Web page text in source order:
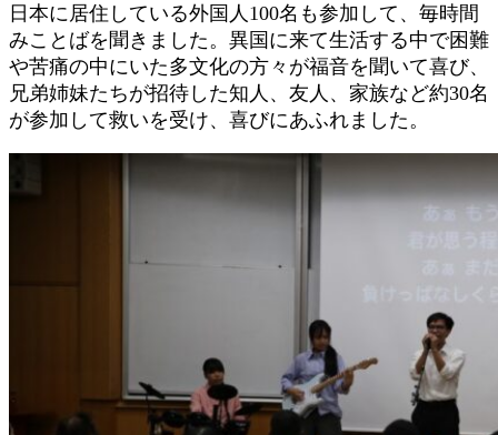
日本に居住している外国人100名も参加して、毎時間
みことばを聞きました。異国に来て生活する中で困難
や苦痛の中にいた多文化の方々が福音を聞いて喜び、
兄弟姉妹たちが招待した知人、友人、家族など約30名
が参加して救いを受け、喜びにあふれました。